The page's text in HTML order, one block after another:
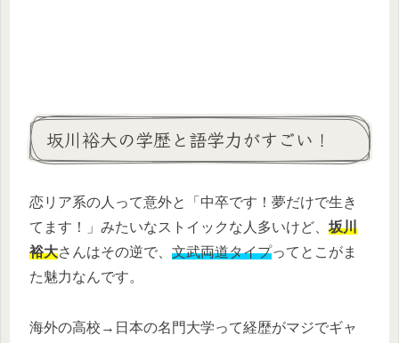
坂川裕大の学歴と語学力がすごい！
恋リア系の人って意外と「中卒です！夢だけで生き
てます！」みたいなストイックな人多いけど、 坂川
裕大さんはその逆で、 文武両道タイプってとこがま
た魅力なんです。
海外の高校→日本の名門大学って経歴がマジでギャ